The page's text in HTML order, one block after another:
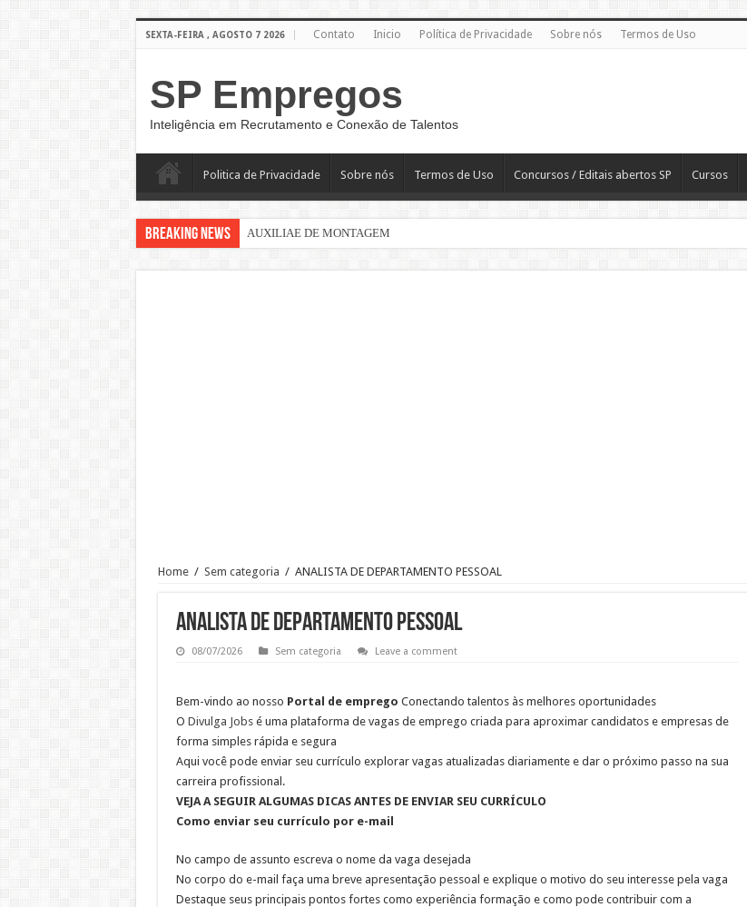
SEXTA-FEIRA , AGOSTO 7 2026 Contato Inicio Política de Privacidade Sobre nós Termos de Uso
SP Empregos
Inteligência em Recrutamento e Conexão de Talentos
Politica de Privacidade Sobre nós Termos de Uso Concursos / Editais abertos SP Cursos
Breaking News AUXILIAE DE MONTAGEM
Trabalho de Frentista em Santo André: Salário e Benefícios
Analista Administrativo Financeiro Pleno Home Office
Home / Sem categoria / ANALISTA DE DEPARTAMENTO PESSOAL
ANALISTA DE DEPARTAMENTO PESSOAL
08/07/2026 Sem categoria Leave a comment
Bem-vindo ao nosso Portal de emprego Conectando talentos às melhores oportunidades
O Divulga Jobsé uma plataforma de vagas de emprego criada para aproximar candidatos e empresas de
forma simples rápida e segura
Aqui você pode enviar seu currículo explorar vagas atualizadas diariamente e dar o próximo passo na sua
carreira profissional.
VEJA A SEGUIR ALGUMAS DICAS ANTES DE ENVIAR SEU CURRÍCULO
Como enviar seu currículo por e-mail
No campo de assunto escreva o nome da vaga desejada
No corpo do e-mail faça uma breve apresentação pessoal e explique o motivo do seu interesse pela vaga
Destaque seus principais pontos fortes como experiência formação e como pode contribuir com a